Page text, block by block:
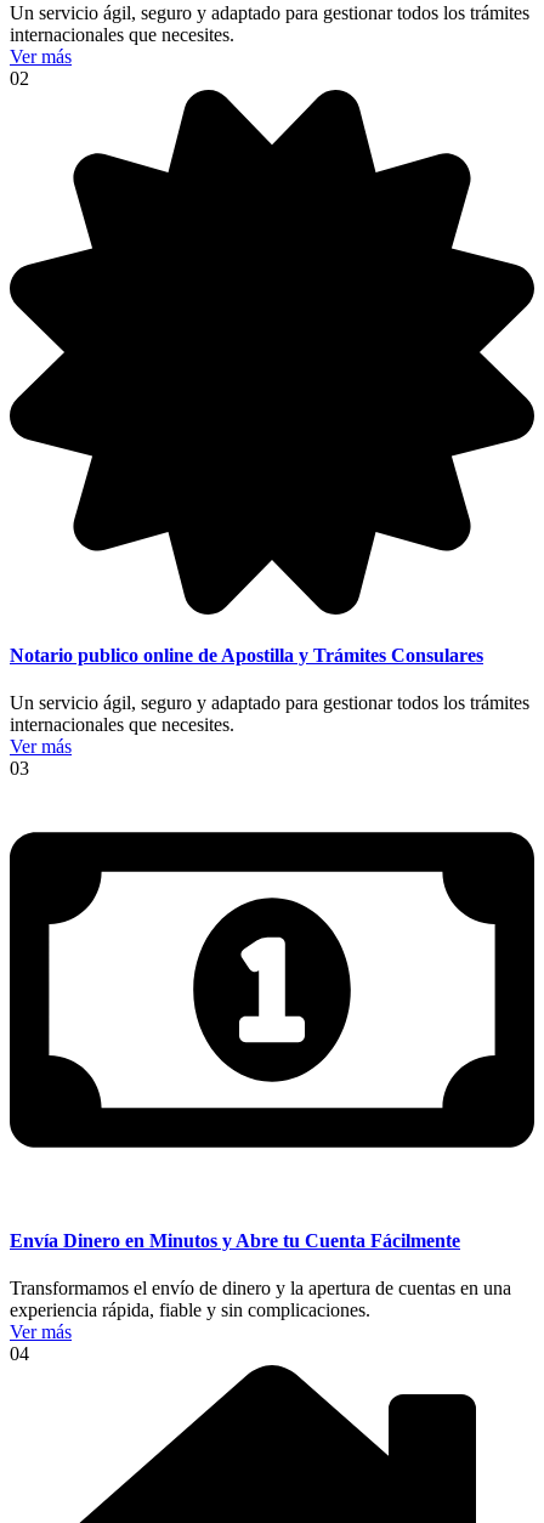
Un servicio ágil, seguro y adaptado para gestionar todos los trámites
internacionales que necesites.
Ver más
02
Notario publico online de Apostilla y Trámites Consulares
Un servicio ágil, seguro y adaptado para gestionar todos los trámites
internacionales que necesites.
Ver más
03
Envía Dinero en Minutos y Abre tu Cuenta Fácilmente
Transformamos el envío de dinero y la apertura de cuentas en una
experiencia rápida, fiable y sin complicaciones.
Ver más
04